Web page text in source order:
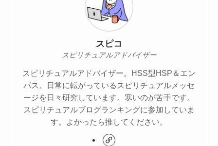
スピコ
スピリチュアルアドバイザー
スピリチュアルアドバイザー。HSS型HSP＆エン
パス。日常に転がっているスピリチュアルメッセ
ージを日々研究しています。寒いのが苦手です。
スピリチュアルブログランキングに参加していま
す。よかったら推してください。